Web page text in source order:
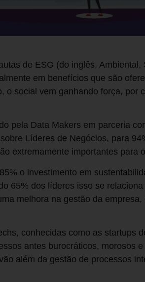
de ESG (do inglês,
em benefícios que são
o social vem ganhando força, por
pela Data Makers em parceria
Líderes de Negócios, para
extremamente importantes para
o investimento em
65% dos líderes isso se
melhora na gestão da
conhecidas como as startups
antes burocráticos, morosos
além da gestão de processos